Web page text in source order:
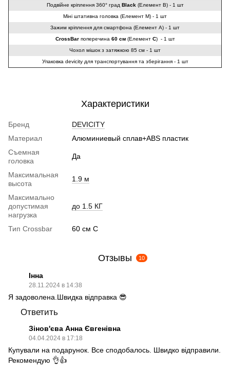
Подвійне кріплення 360° град Black (Елемент B) - 1 шт
Міні штативна головка (Елемент M) - 1 шт
Зажим кріплення для смартфона (Елемент A) - 1 шт
CrossBarпоперечина 60 см(Елемент C) - 1 шт
Чохол мішок з затяжкою 85 см - 1 шт
Упаковка devicity для транспортування та зберігання - 1 шт
Характеристики
Бренд
DEVICITY
Материал
Алюминиевый сплав+ABS пластик
Съемная
головка
Да
Максимальная
высота
1.9 м
Максимально
допустимая
нагрузка
до 1.5 КГ
Тип Crossbar 60 см C
Отзывы 10
Інна
28.11.2024 в 14:38
Я задоволена.Швидка відправка 😎
Ответить
Зінов'єва Анна Євгенівна
04.04.2024 в 17:18
Купували на подарунок. Все сподобалось. Швидко відправили.
Рекомендую 👌👍